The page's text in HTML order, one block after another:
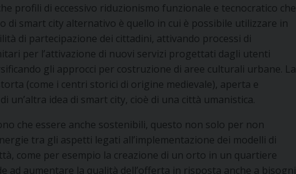
profili di eccessivo riduzionismo funzionale e tecnocratico che
di smart city alternativo è quello in cui è possibile utilizzare in
di partecipazione dei cittadini, attivando processi di
per l’attivazione di nuovi servizi progettati dagli utenti
gli approcci per costruzione di aree culturali urbane. La
(come i centri storici di origine medievale), aperta e
un’altra idea di smart city, cioè di una città umanistica.
che essere anche sostenibili, questo non solo per non
tra gli aspetti legati all’implementazione dei modelli di
come per esempio la creazione di un orto in un quartiere
ad aumentare la qualità dell’offerta in risposta anche a bisogni